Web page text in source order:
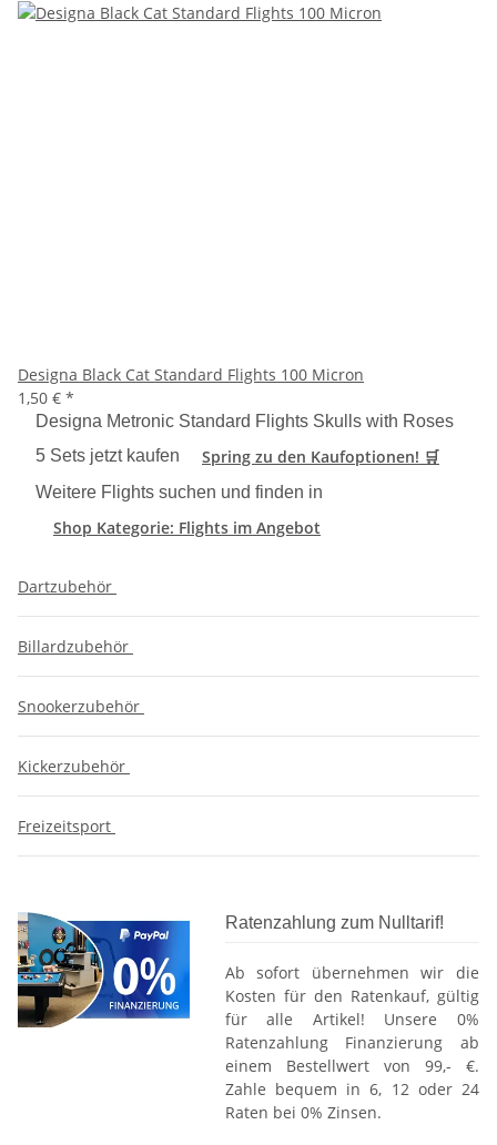
Designa Black Cat Standard Flights 100 Micron
1,50 € *
Designa Metronic Standard Flights Skulls with Roses
5 Sets jetzt kaufen
Spring zu den Kaufoptionen! 🛒
Weitere Flights suchen und finden in
Shop Kategorie: Flights im Angebot
Dartzubehör
Billardzubehör
Snookerzubehör
Kickerzubehör
Freizeitsport
Ratenzahlung zum Nulltarif!
Ab sofort übernehmen wir die
Kosten für den Ratenkauf, gültig
für alle Artikel! Unsere 0%
Ratenzahlung Finanzierung ab
einem Bestellwert von 99,- €.
Zahle bequem in 6, 12 oder 24
Raten bei 0% Zinsen.